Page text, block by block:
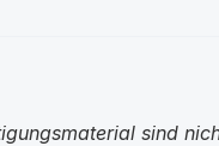
sind